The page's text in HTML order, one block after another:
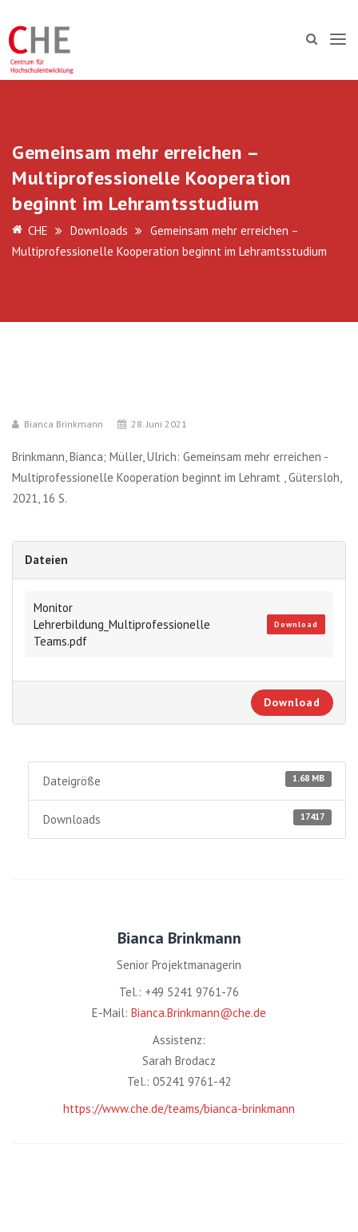
Gemeinsam mehr erreichen –
Multiprofessionelle Kooperation
beginnt im Lehramtsstudium
CHE Downloads
Gemeinsam mehr erreichen –
Multiprofessionelle Kooperation beginnt im Lehramtsstudium
Bianca Brinkmann 28. Juni 2021
Brinkmann, Bianca; Müller, Ulrich: Gemeinsam mehr erreichen -
Multiprofessionelle Kooperation beginnt im Lehramt , Gütersloh,
2021, 16 S.
Dateien
Monitor
Lehrerbildung_Multiprofessionelle
Teams.pdf
Download
Download
1.68 MB
Dateigröße
17417
Downloads
Bianca Brinkmann
Senior Projektmanagerin
Tel.: +49 5241 9761-76
E-Mail: Bianca.Brinkmann@che.de
Assistenz:
Sarah Brodacz
Tel.: 05241 9761-42
https://www.che.de/teams/bianca-brinkmann